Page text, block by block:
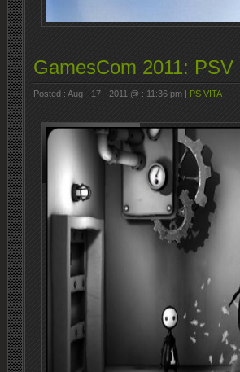
GamesCom 2011:
Posted : Aug - 17 - 2011 @ : 11:36 pm | PS VITA